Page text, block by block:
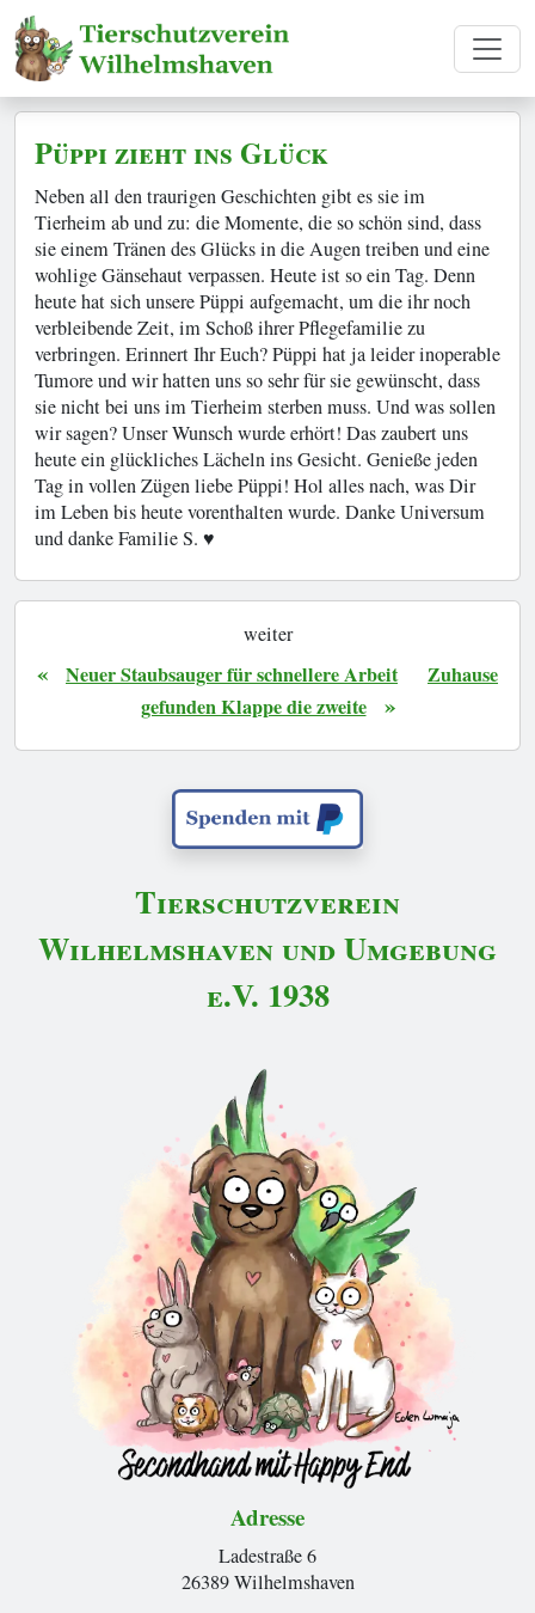
Püppi zieht ins Glück
Neben all den traurigen Geschichten gibt es sie im
Tierheim ab und zu: die Momente, die so schön sind, dass
sie einem Tränen des Glücks in die Augen treiben und eine
wohlige Gänsehaut verpassen. Heute ist so ein Tag. Denn
heute hat sich unsere Püppi aufgemacht, um die ihr noch
verbleibende Zeit, im Schoß ihrer Pflegefamilie zu
verbringen. Erinnert Ihr Euch? Püppi hat ja leider inoperable
Tumore und wir hatten uns so sehr für sie gewünscht, dass
sie nicht bei uns im Tierheim sterben muss. Und was sollen
wir sagen? Unser Wunsch wurde erhört! Das zaubert uns
heute ein glückliches Lächeln ins Gesicht. Genieße jeden
Tag in vollen Zügen liebe Püppi! Hol alles nach, was Dir
im Leben bis heute vorenthalten wurde. Danke Universum
und danke Familie S. ♥️
weiter
« Neuer Staubsauger für schnellere Arbeit
Zuhause
gefunden Klappe die zweite
»
Tierschutzverein
Wilhelmshaven und Umgebung
e.V. 1938
Adresse
Ladestraße 6
26389 Wilhelmshaven